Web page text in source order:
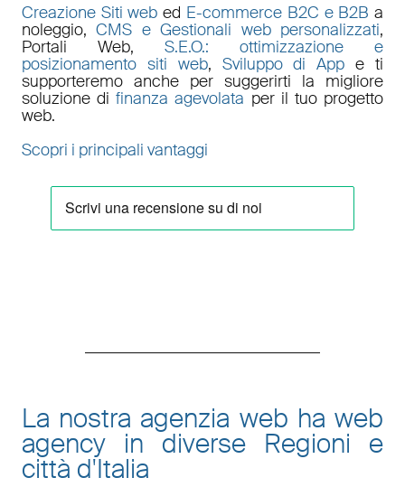
Creazione Siti web ed E-commerce B2C e B2B a
noleggio,CMS e Gestionali web personalizzati,
Portali Web,S.E.O.: ottimizzazione e
posizionamento siti web, Sviluppo di App e ti
supporteremo anche per suggerirti la migliore
soluzione difinanza agevolata per il tuo progetto
web.
Scopri i principali vantaggi
La nostra agenzia web ha web
agency in diverse Regioni e
città d'Italia